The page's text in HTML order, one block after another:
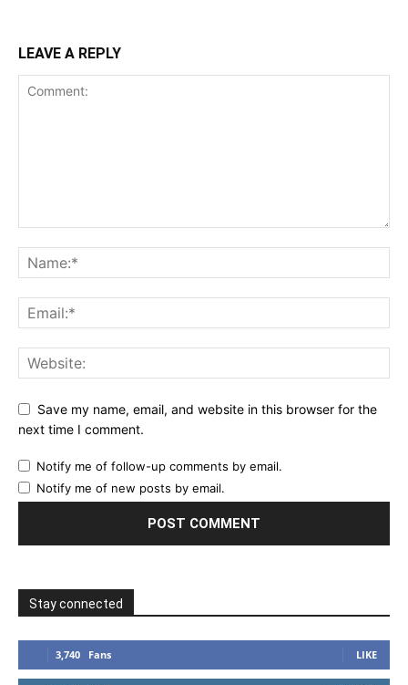
LEAVE A REPLY
Save my name, email, and website in this browser for the
next time I comment.
Notify me of follow-up comments by email.
Notify me of new posts by email.
Stay connected
3,740 Fans LIKE